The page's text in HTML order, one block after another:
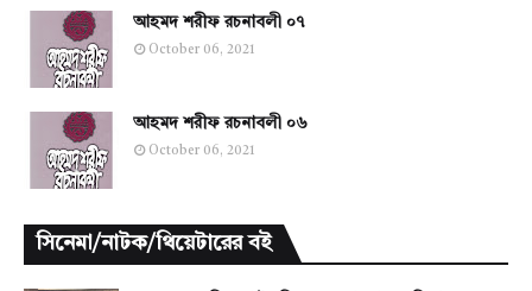
আহমদ শরীফ রচনাবলী ০৭
October 06, 2021
আহমদ শরীফ রচনাবলী ০৬
October 06, 2021
সিনেমা/নাটক/থিয়েটারের বই